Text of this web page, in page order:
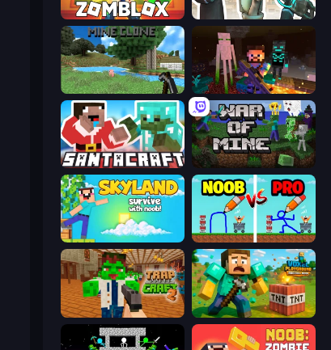
Zomblox Skibidi Toilets: Infection
Mine Clone ZombieCraft
SantaCraft War of Mine
Skyland Survive With Noob! DOP Noob: Draw to Save
Trap Craft 2 Voxel Playground: Ragdoll Noob